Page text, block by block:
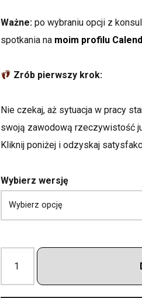
Ważne: po wybraniu opcji z
spotkania na moim profilu
Zrób pierwszy krok:
Nie czekaj, aż sytuacja w pracy
swoją zawodową
Kliknij poniżej i odzyskaj
Wybierz wersję